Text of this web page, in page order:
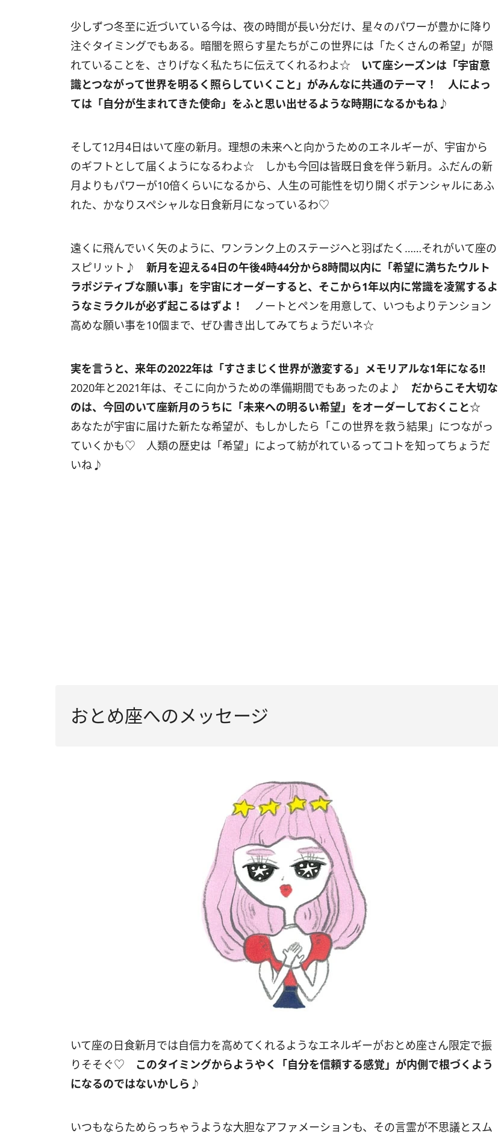
少しずつ冬至に近づいている今は、夜の時間が長い分だけ、星々のパワーが豊かに降り
注ぐタイミングでもある。暗闇を照らす星たちがこの世界には「たくさんの希望」が隠
れていることを、さりげなく私たちに伝えてくれるわよ☆ いて座シーズンは「宇宙意
識とつながって世界を明るく照らしていくこと」がみんなに共通のテーマ！ 人によっ
ては「自分が生まれてきた使命」をふと思い出せるような時期になるかもね♪
そして12月4日はいて座の新月。理想の未来へと向かうためのエネルギーが、宇宙から
のギフトとして届くようになるわよ☆ しかも今回は皆既日食を伴う新月。ふだんの新
月よりもパワーが10倍くらいになるから、人生の可能性を切り開くポテンシャルにあふ
れた、かなりスペシャルな日食新月になっているわ♡
遠くに飛んでいく矢のように、ワンランク上のステージへと羽ばたく……それがいて座の
スピリット♪ 新月を迎える4日の午後4時44分から8時間以内に「希望に満ちたウルト
ラポジティブな願い事」を宇宙にオーダーすると、そこから1年以内に常識を凌駕するよ
うなミラクルが必ず起こるはずよ！
ノートとペンを用意して、いつもよりテンション
高めな願い事を10個まで、ぜひ書き出してみてちょうだいネ☆
実を言うと、来年の2022年は「すさまじく世界が激変する」メモリアルな1年になる!!
2020年と2021年は、そこに向かうための準備期間でもあったのよ♪
だからこそ大切な
のは、今回のいて座新月のうちに「未来への明るい希望」をオーダーしておくこと☆
あなたが宇宙に届けた新たな希望が、もしかしたら「この世界を救う結果」につながっ
ていくかも♡ 人類の歴史は「希望」によって紡がれているってコトを知ってちょうだ
いね♪
おとめ座へのメッセージ
いて座の日食新月では自信力を高めてくれるようなエネルギーがおとめ座さん限定で振
りそそぐ♡ このタイミングからようやく「自分を信頼する感覚」が内側で根づくよう
になるのではないかしら♪
いつもならためらっちゃうような大胆なアファメーションも、その言霊が不思議とスム